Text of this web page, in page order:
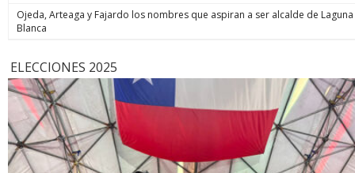
Ojeda, Arteaga y Fajardo los nombres que aspiran a ser alcalde de Laguna
Blanca
ELECCIONES 2025